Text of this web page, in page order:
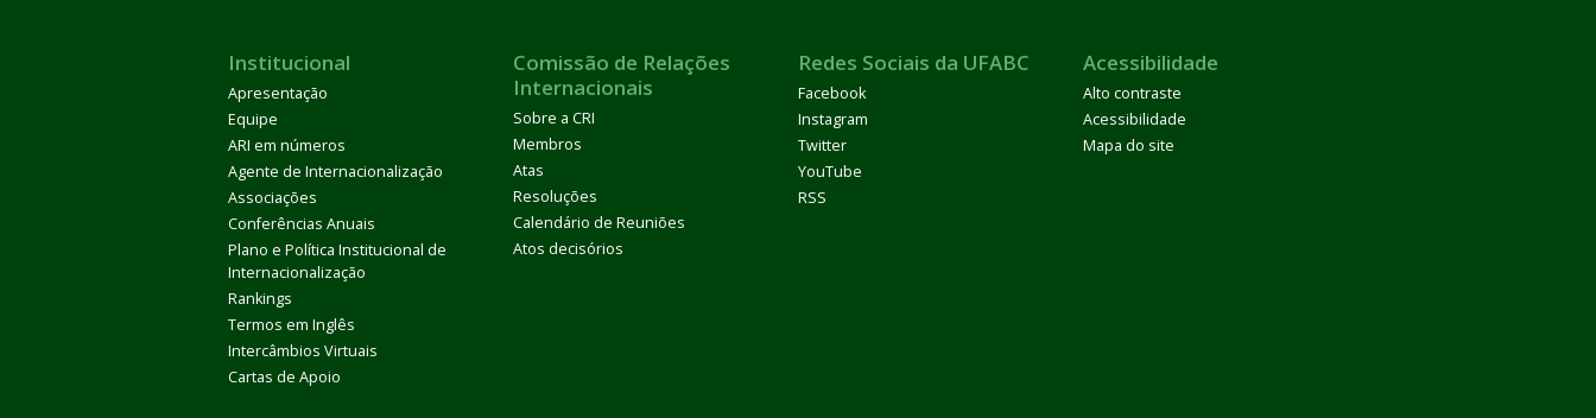
Institucional
Apresentação
Equipe
ARI em números
Agente de Internacionalização
Associações
Conferências Anuais
Plano e Política Institucional de
Internacionalização
Rankings
Termos em Inglês
Intercâmbios Virtuais
Cartas de Apoio
Comissão de Relações
Internacionais
Sobre a CRI
Membros
Atas
Resoluções
Calendário de Reuniões
Atos decisórios
Redes Sociais da UFABC
Facebook
Instagram
Twitter
YouTube
RSS
Acessibilidade
Alto contraste
Acessibilidade
Mapa do site